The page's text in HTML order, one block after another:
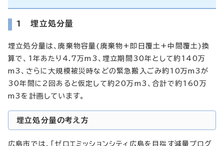
1 埋立処分量
埋立処分量は、廃棄物容量(廃棄物+即日覆土+中間覆土)換
算で、1年あたり4.7万m3、埋立期間30年として約140万
m3、さらに大規模被災時などの緊急搬入ごみ約10万m3が
30年間に2回あると仮定して約20万m3、合計で約160万
m3を計画しています。
埋立処分量の考え方
広島市では、「ゼロエミッションシティ広島を目指す減量プログ